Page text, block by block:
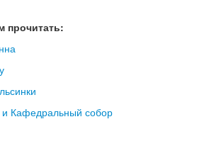
прочитать:
Кафедральный собор